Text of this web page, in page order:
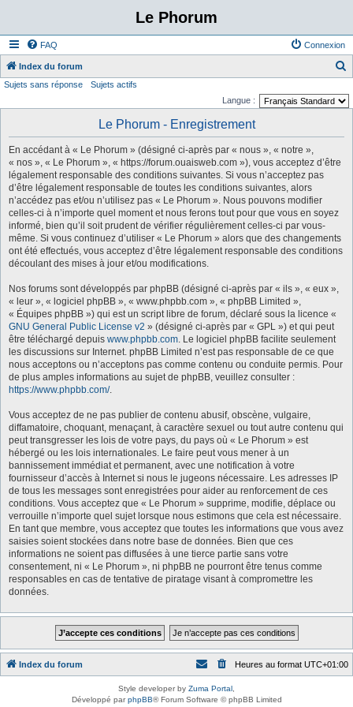
Le Phorum
FAQ Connexion
Index du forum
Sujets sans réponse
Sujets actifs
Langue :
Le Phorum - Enregistrement
En accédant à « Le Phorum » (désigné ci-après par « nous », « notre »,
« nos », « Le Phorum », « https://forum.ouaisweb.com »), vous acceptez d’être
légalement responsable des conditions suivantes. Si vous n’acceptez pas
d’être légalement responsable de toutes les conditions suivantes, alors
n’accédez pas et/ou n’utilisez pas « Le Phorum ». Nous pouvons modifier
celles-ci à n’importe quel moment et nous ferons tout pour que vous en soyez
informé, bien qu’il soit prudent de vérifier régulièrement celles-ci par vous-
même. Si vous continuez d’utiliser « Le Phorum » alors que des changements
ont été effectués, vous acceptez d’être légalement responsable des conditions
découlant des mises à jour et/ou modifications.
Nos forums sont développés par phpBB (désigné ci-après par « ils », « eux »,
« leur », « logiciel phpBB », « www.phpbb.com », « phpBB Limited »,
« Équipes phpBB ») qui est un script libre de forum, déclaré sous la licence «
GNU General Public License v2 » (désigné ci-après par « GPL ») et qui peut
être téléchargé depuis www.phpbb.com. Le logiciel phpBB facilite seulement
les discussions sur Internet. phpBB Limited n’est pas responsable de ce que
nous acceptons ou n’acceptons pas comme contenu ou conduite permis. Pour
de plus amples informations au sujet de phpBB, veuillez consulter :
https://www.phpbb.com/.
Vous acceptez de ne pas publier de contenu abusif, obscène, vulgaire,
diffamatoire, choquant, menaçant, à caractère sexuel ou tout autre contenu qui
peut transgresser les lois de votre pays, du pays où « Le Phorum » est
hébergé ou les lois internationales. Le faire peut vous mener à un
bannissement immédiat et permanent, avec une notification à votre
fournisseur d’accès à Internet si nous le jugeons nécessaire. Les adresses IP
de tous les messages sont enregistrées pour aider au renforcement de ces
conditions. Vous acceptez que « Le Phorum » supprime, modifie, déplace ou
verrouille n’importe quel sujet lorsque nous estimons que cela est nécessaire.
En tant que membre, vous acceptez que toutes les informations que vous avez
saisies soient stockées dans notre base de données. Bien que ces
informations ne soient pas diffusées à une tierce partie sans votre
consentement, ni « Le Phorum », ni phpBB ne pourront être tenus comme
responsables en cas de tentative de piratage visant à compromettre les
données.
Index du forum Heures au format UTC+01:00
Style developer by Zuma Portal
Développé parphpBB® Forum Software © phpBB Limited